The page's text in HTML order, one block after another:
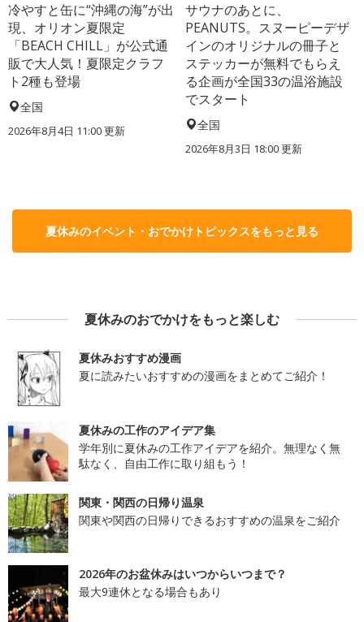
冷やすと缶に“沖縄の海”が出
現、オリオン夏限定
「BEACH CHILL」が公式通
販で大人気！夏限定クラフ
ト2種も登場
全国
2026年8月4日 11:00更新
サウナのあとに、
PEANUTS。スヌーピーデザ
インのオリジナルの冊子と
ステッカーが無料でもらえ
る企画が全国33の温浴施設
でスタート
全国
2026年8月3日 18:00更新
夏休みのイベント・おでかけトピックスをもっと見る
夏休みのおでかけをもっと楽しむ
夏休みおすすめ漫画
夏に読みたいおすすめの漫画をまとめてご紹介！
夏休みの工作のアイデア集
学年別に夏休みの工作アイデアを紹介。無理なく無
駄なく、自由工作に取り組もう！
関東・関西の日帰り温泉
関東や関西の日帰りできるおすすめの温泉をご紹介
2026年のお盆休みはいつからいつまで？
最大9連休となる場合もあり